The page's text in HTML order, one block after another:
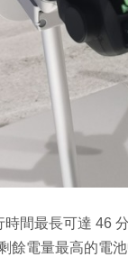
間最長可達 46
餘電量最高的電